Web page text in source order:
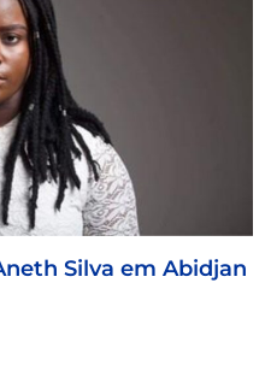
prorroga prazo de...